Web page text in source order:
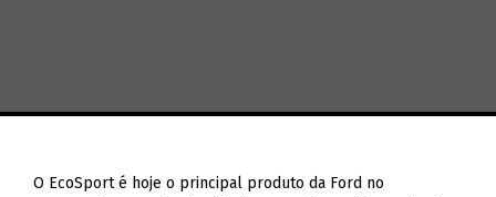
O EcoSport é hoje o principal produto da Ford no